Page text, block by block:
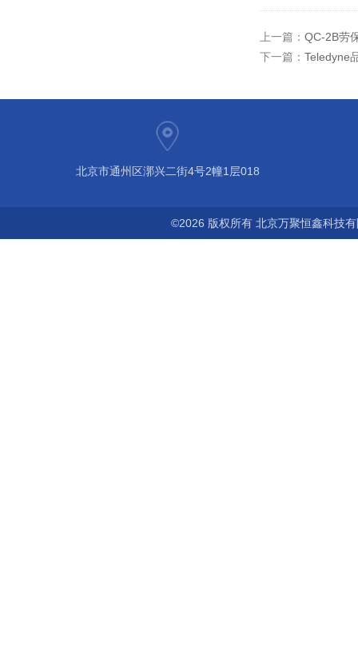
上一篇： QC-2B劳
下一篇： Teledyne
北京市通州区漷兴二街4号2幢1层018
©2026 版权所有 北京万聚恒鑫科技